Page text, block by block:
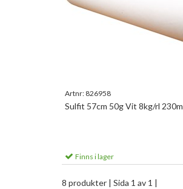
Artnr: 826958
Sulfit 57cm 50g Vit 8kg/rl 230m
Finns i lager
8 produkter | Sida 1 av 1 |